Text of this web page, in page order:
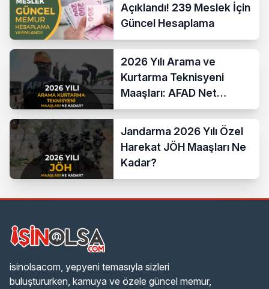
Açıklandı! 239 Meslek İçin
Güncel Hesaplama
2026 Yılı Arama ve
Kurtarma Teknisyeni
Maaşları: AFAD Net
Bordro Tablosu
Jandarma 2026 Yılı Özel
Harekat JÖH Maaşları Ne
Kadar?
isinolsacom, yepyeni temasıyla sizleri
buluştururken, kamuya ve özele güncel memur,